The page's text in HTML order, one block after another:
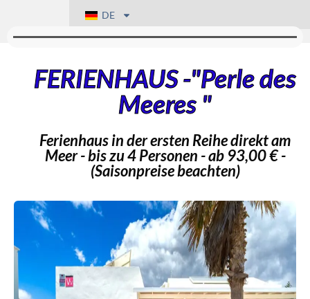
DE
FERIENHAUS -"Perle des
Meeres "
Ferienhaus in der ersten Reihe direkt am
Meer - bis zu 4 Personen - ab 93,00 € -
(Saisonpreise beachten)